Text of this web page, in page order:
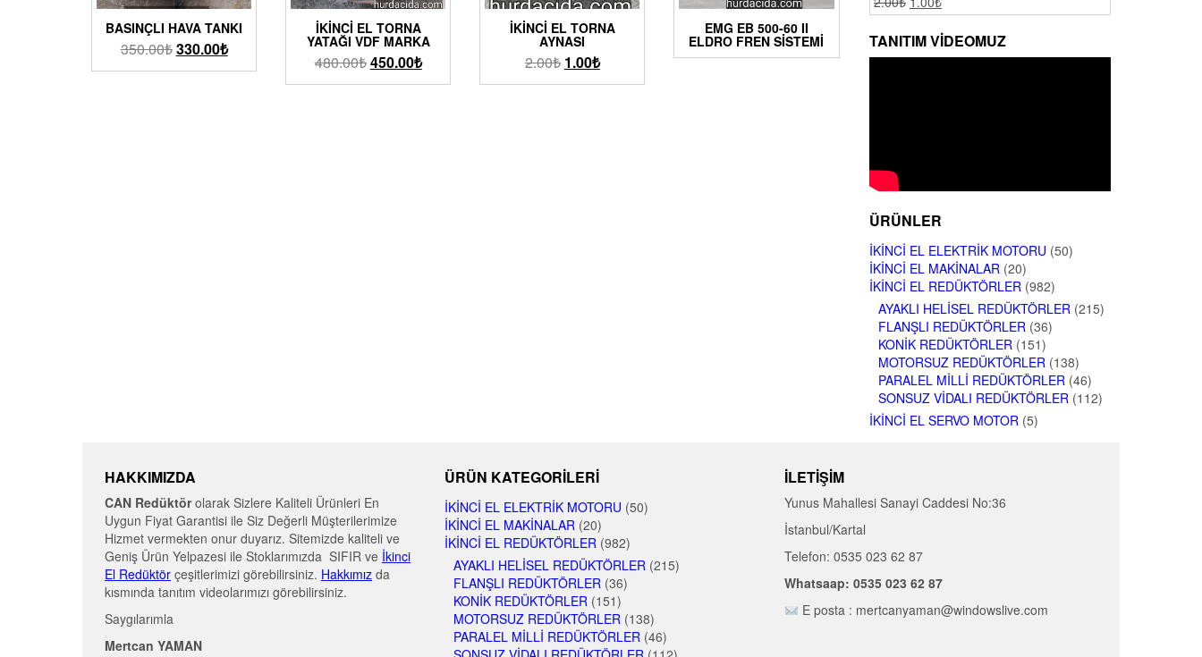
BASINÇLI HAVA TANKI
350.00₺330.00₺
İKINCI EL TORNA
YATAĞI VDF MARKA
480.00₺450.00₺
İKINCI EL TORNA
AYNASI
2.00₺ 1.00₺
EMG EB 500-60 II
ELDRO FREN SISTEMI TANITIM VIDEOMUZ
ÜRÜNLER
İKINCI EL ELEKTRIK MOTORU (50)
İKINCI EL MAKINALAR (20)
İKINCI EL REDÜKTÖRLER (982)
AYAKLI HELISEL REDÜKTÖRLER (215)
FLANŞLI REDÜKTÖRLER (36)
KONIK REDÜKTÖRLER (151)
MOTORSUZ REDÜKTÖRLER (138)
PARALEL MILLI REDÜKTÖRLER (46)
SONSUZ VIDALI REDÜKTÖRLER (112)
İKINCI EL SERVO MOTOR (5)
HAKKIMIZDA
CAN Redüktörolarak Sizlere Kaliteli Ürünleri En
Uygun Fiyat Garantisi ile Siz Değerli Müşterilerimize
Hizmet vermekten onur duyarız. Sitemizde kaliteli ve
Geniş Ürün Yelpazesi ile Stoklarımızda SIFIR ve İkinci
El Redüktör çeşitlerimizi görebilirsiniz. Hakkımız da
kısmında tanıtım videolarımızı görebilirsiniz.
Saygılarımla
Mertcan YAMAN
ÜRÜN KATEGORILERI
İKINCI EL ELEKTRIK MOTORU (50)
İKINCI EL MAKINALAR (20)
İKINCI EL REDÜKTÖRLER (982)
AYAKLI HELISEL REDÜKTÖRLER (215)
FLANŞLI REDÜKTÖRLER (36)
KONIK REDÜKTÖRLER (151)
MOTORSUZ REDÜKTÖRLER (138)
PARALEL MILLI REDÜKTÖRLER (46)
İLETIŞIM
Yunus Mahallesi Sanayi Caddesi No:36
İstanbul/Kartal
Telefon: 0535 023 62 87
Whatsaap: 0535 023 62 87
E posta : mertcanyaman@windowslive.com